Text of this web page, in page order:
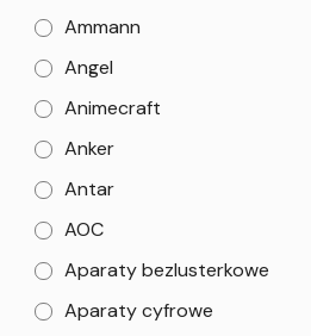
Ammann
Angel
Animecraft
Anker
Antar
AOC
Aparaty bezlusterkowe
Aparaty cyfrowe